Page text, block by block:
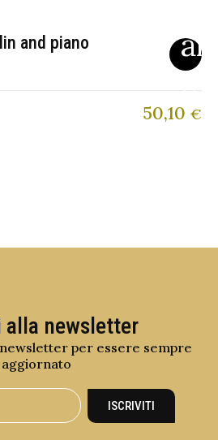
and piano
50,10 €
newsletter
per essere sempre
aggiornato
ISCRIVITI